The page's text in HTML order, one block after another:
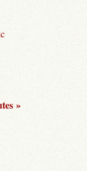
»